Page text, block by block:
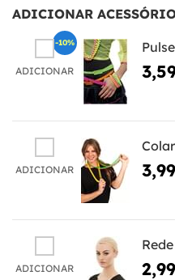
ADICIONAR
ADICIONAR
-10%
ADICIONAR
ADICIONAR